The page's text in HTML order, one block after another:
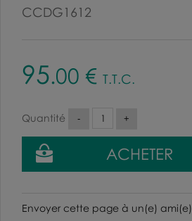
CCDG1612
95.00 € T.T.C.
Quantité
Envoyer cette page à un(e) ami(e)